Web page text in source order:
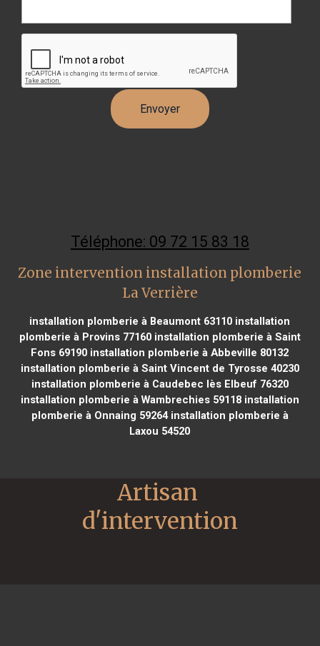
Téléphone: 09 72 15 83 18
Zone intervention installation plomberie
La Verrière
installation plomberie à Beaumont 63110 installation
plomberie à Provins 77160installation plomberie à Saint
Fons 69190 installation plomberie à Abbeville 80132
installation plomberie à Saint Vincent de Tyrosse 40230
installation plomberie à Caudebec lès Elbeuf 76320
installation plomberie à Wambrechies 59118installation
plomberie à Onnaing 59264installation plomberie à
Laxou 54520
Artisan
d'intervention